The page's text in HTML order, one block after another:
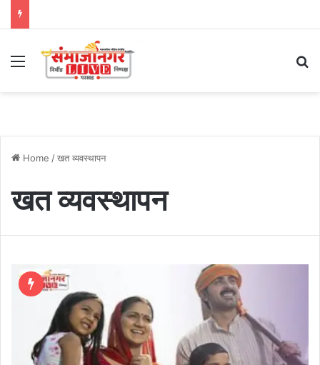
Menu
Home /खत व्यवस्थापन
खत व्यवस्थापन